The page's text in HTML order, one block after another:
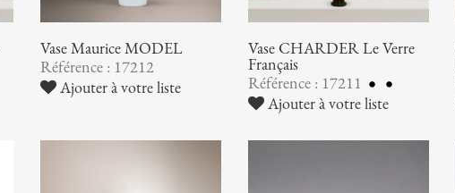
Vase Maurice MODEL
Référence : 17212
Ajouter à votre liste
Vase CHARDER Le Verre
Français
Référence : 17211
Ajouter à votre liste